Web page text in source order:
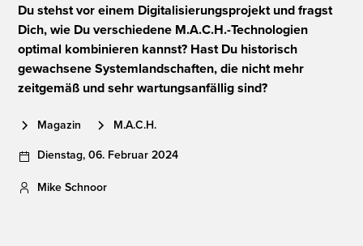
Du stehst vor einem Digitalisierungsprojekt und fragst
Dich, wie Du verschiedene M.A.C.H.-Technologien
optimal kombinieren kannst? Hast Du historisch
gewachsene Systemlandschaften, die nicht mehr
zeitgemäß und sehr wartungsanfällig sind?
Magazin
M.A.C.H.
Dienstag,06. Februar 2024
Mike Schnoor